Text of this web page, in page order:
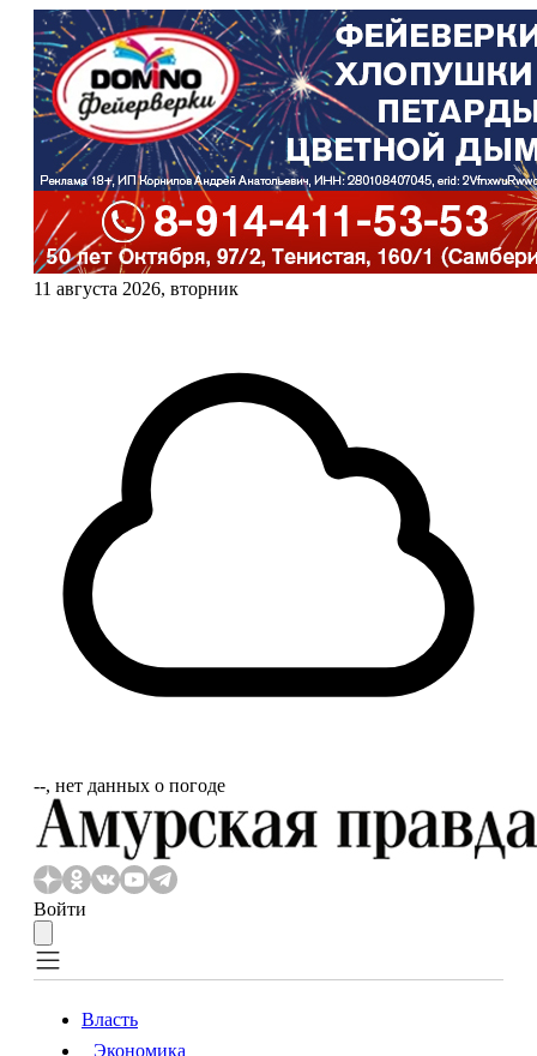
11 августа 2026, вторник
‐‐, нет данных о погоде
Войти
Власть
Экономика